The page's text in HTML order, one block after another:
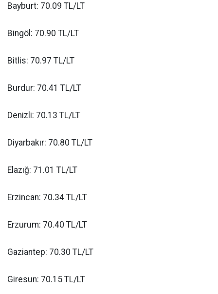
Bayburt: 70.09 TL/LT
Bingöl: 70.90 TL/LT
Bitlis: 70.97 TL/LT
Burdur: 70.41 TL/LT
Denizli: 70.13 TL/LT
Diyarbakır: 70.80 TL/LT
Elazığ: 71.01 TL/LT
Erzincan: 70.34 TL/LT
Erzurum: 70.40 TL/LT
Gaziantep: 70.30 TL/LT
Giresun: 70.15 TL/LT